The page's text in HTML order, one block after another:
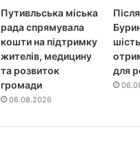
Путивльська міська
рада спрямувала
кошти на підтримку
жителів, медицину
та розвиток
громади
06.08.2026
для